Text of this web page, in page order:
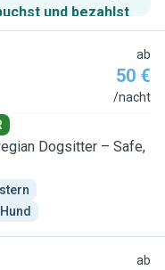
und bezahlst.
ab
50 €
/nacht
Dogsitter – Safe,
ab